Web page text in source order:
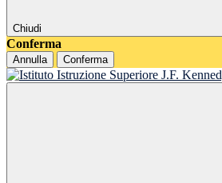
Chiudi
Conferma
Annulla Conferma